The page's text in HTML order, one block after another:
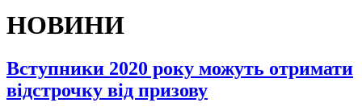
НОВИНИ
Вступники 2020 року можуть отримати
відстрочку від призову